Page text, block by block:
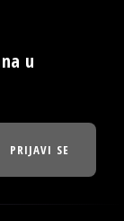
u
PRIJAVI SE